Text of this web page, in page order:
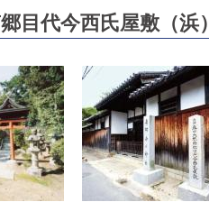
目代今西氏屋敷（浜）